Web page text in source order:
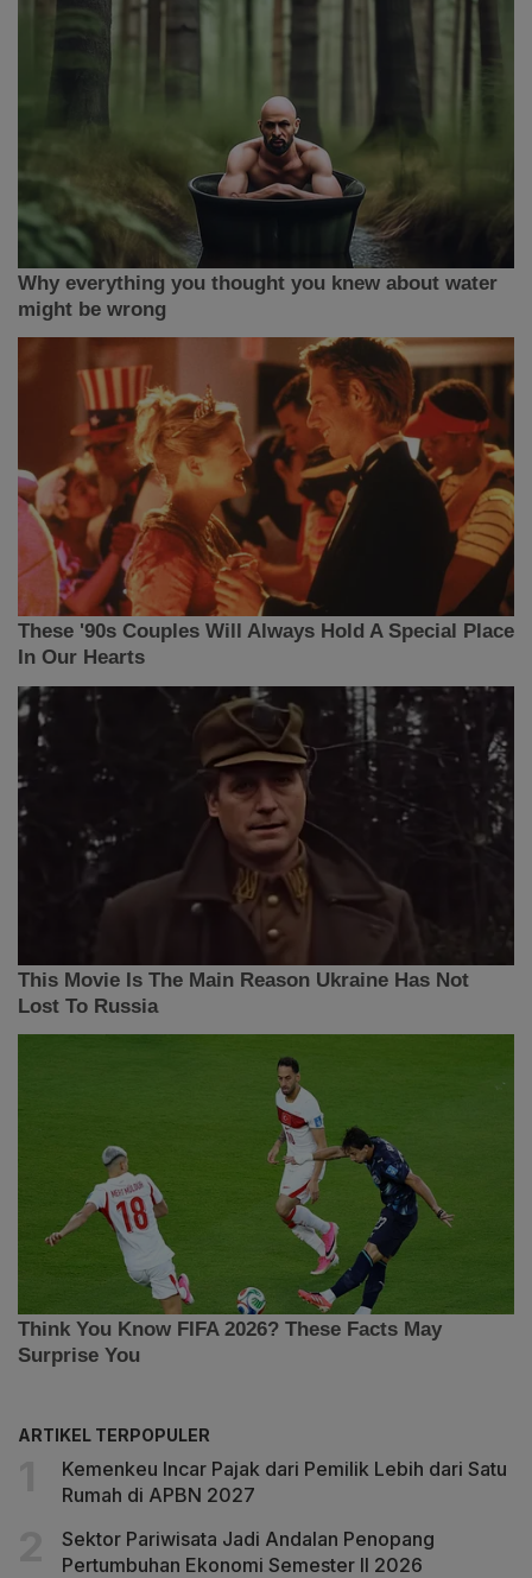
ARTIKEL TERPOPULER
Kemenkeu Incar Pajak dari Pemilik Lebih dari Satu
Rumah di APBN 2027
Sektor Pariwisata Jadi Andalan Penopang
Pertumbuhan Ekonomi Semester II 2026